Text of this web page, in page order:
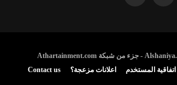
اتفاقية المستخدم اعلانات مزعجة؟ Contact us